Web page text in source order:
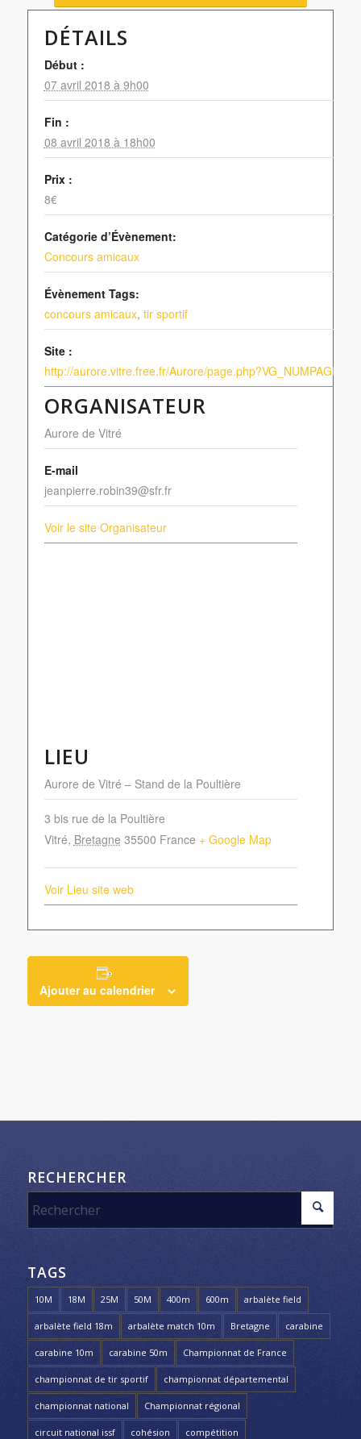
DÉTAILS
Début :
07 avril 2018 à 9h00
Fin :
08 avril 2018 à 18h00
Prix :
8€
Catégorie d’Évènement:
Concours amicaux
Évènement Tags:
concours amicaux, tir sportif
Site :
http://aurore.vitre.free.fr/Aurore/
ORGANISATEUR
Aurore de Vitré
E-mail
jeanpierre.robin39@sfr.fr
Voir le site Organisateur
LIEU
Aurore de Vitré – Stand de la Poultière
3 bis rue de la Poultière
Vitré, Bretagne 35500 France + Google Map
Voir Lieu site web
Ajouter au calendrier
RECHERCHER
TAGS
10M 18M 25M 50M 400m 600m arbalète field
arbalète field 18m arbalète match 10m Bretagne carabine
carabine 10m carabine 50m Championnat de France
championnat de tir sportif championnat départemental
championnat national Championnat régional
circuit national issf cohésion compétition